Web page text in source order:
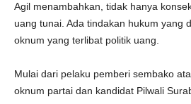
Agil menambahkan, tidak hanya
uang tunai. Ada tindakan hukum yang
oknum yang terlibat politik uang.
Mulai dari pelaku pemberi sembako
oknum partai dan kandidat Pilwali